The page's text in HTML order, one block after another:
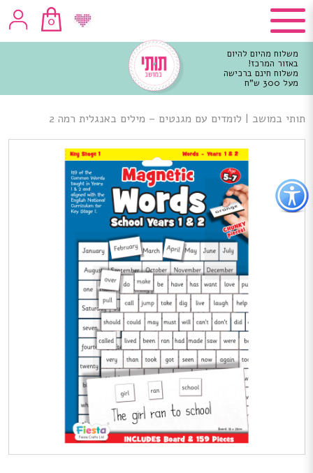
כפתור
לפתיחת
תפריט
נגישות
0
משלוח מהיום להיום
באזור המרכז!
משלוח חינם ברכישה
מעל 300 ש"ח
מרכזי
תותי במושב | לומדים עם מגנטים – מילים באנגלית רמה 2